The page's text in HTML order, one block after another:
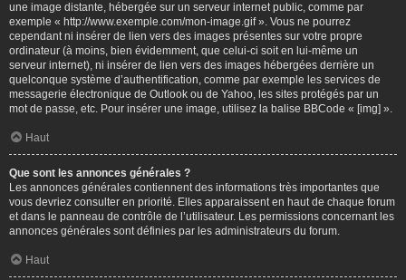
une image distante, hébergée sur un serveur internet public, comme par
exemple « http://www.exemple.com/mon-image.gif ». Vous ne pourrez
cependant ni insérer de lien vers des images présentes sur votre propre
ordinateur (à moins, bien évidemment, que celui-ci soit en lui-même un
serveur internet), ni insérer de lien vers des images hébergées derrière un
quelconque système d’authentification, comme par exemple les services de
messagerie électronique de Outlook ou de Yahoo, les sites protégés par un
mot de passe, etc. Pour insérer une image, utilisez la balise BBCode « [img] ».
Haut
Que sont les annonces générales ?
Les annonces générales contiennent des informations très importantes que
vous devriez consulter en priorité. Elles apparaissent en haut de chaque forum
et dans le panneau de contrôle de l’utilisateur. Les permissions concernant les
annonces générales sont définies par les administrateurs du forum.
Haut